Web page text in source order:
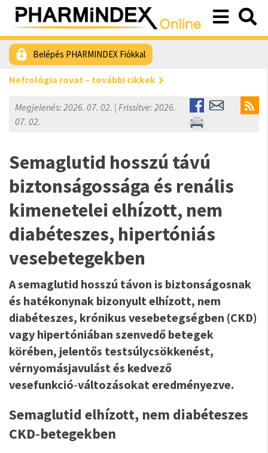
Belépés PHARMINDEX Fiókkal
Nefrológia rovat – további cikkek
Megjelenés: 2026. 07. 02. | Frissítve: 2026.
07. 02.
Semaglutid hosszú távú
biztonságossága és renális
kimenetelei elhízott, nem
diabéteszes, hipertóniás
vesebetegekben
A semaglutid hosszú távon is biztonságosnak
és hatékonynak bizonyult elhízott, nem
diabéteszes, krónikus vesebetegségben (CKD)
vagy hipertóniában szenvedő betegek
körében, jelentős testsúlycsökkenést,
vérnyomásjavulást és kedvező
vesefunkció‑változásokat eredményezve.
Semaglutid elhízott, nem diabéteszes
CKD‑betegekben